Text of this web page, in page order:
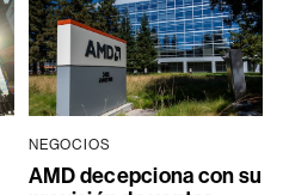
NEGOCIOS
AMD decepciona con su